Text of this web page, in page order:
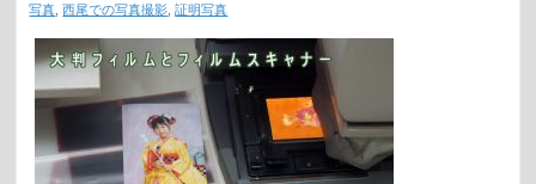
写真 ,西尾での写真撮影 ,証明写真